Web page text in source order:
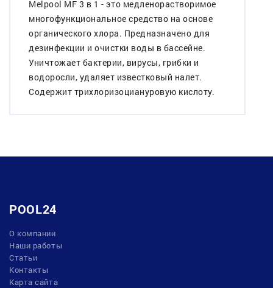
Melpool MF 3 в 1 - это медленорастворимое
многофункциональное средство на основе
органического хлора. Предназначено для
дезинфекции и очистки воды в бассейне.
Уничтожает бактерии, вирусы, грибки и
водоросли, удаляет известковый налет.
Содержит трихлоризоциануровую кислоту.
POOL24
О компании
Наши работы
Статьи
Контакты
Карта сайта